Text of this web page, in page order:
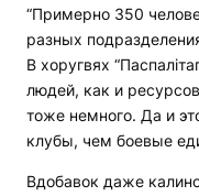
“Примерно 350
разных
В хоругвях
людей, как и
тоже немного. Да и
клубы, чем боевые
Вдобавок даже